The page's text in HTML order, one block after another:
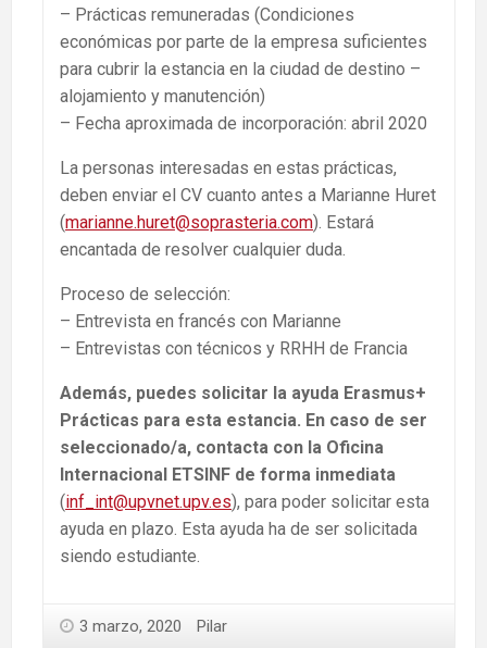
– Prácticas remuneradas (Condiciones
económicas por parte de la empresa suficientes
para cubrir la estancia en la ciudad de destino –
alojamiento y manutención)
– Fecha aproximada de incorporación: abril 2020
La personas interesadas en estas prácticas,
deben enviar el CV cuanto antes a Marianne Huret
(marianne.huret@soprasteria.com). Estará
encantada de resolver cualquier duda.
Proceso de selección:
– Entrevista en francés con Marianne
– Entrevistas con técnicos y RRHH de Francia
Además, puedes solicitar la ayuda Erasmus+
Prácticas para esta estancia. En caso de ser
seleccionado/a, contacta con la Oficina
Internacional ETSINF de forma inmediata
(inf_int@upvnet.upv.es), para poder solicitar esta
ayuda en plazo. Esta ayuda ha de ser solicitada
siendo estudiante.
3 marzo, 2020 Pilar